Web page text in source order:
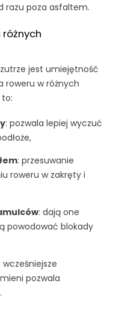
razu poza asfaltem.
jest umiejętność
roweru w różnych
: pozwala lepiej wyczuć
: przesuwanie
roweru w zakręty i
: dają one
powodować blokady
wcześniejsze
pozwala